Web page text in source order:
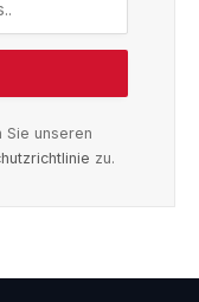
Sie unseren
zu.